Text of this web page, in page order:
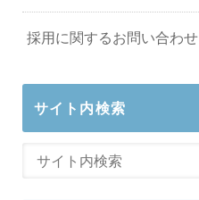
採用に関するお問い合わせ
サイト内検索